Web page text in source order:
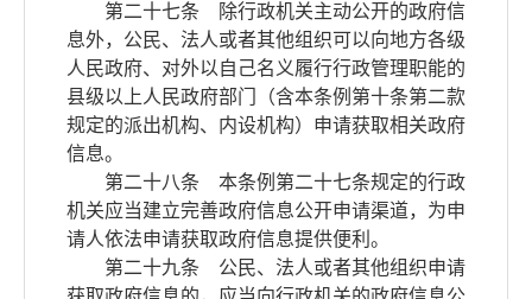
第二十七条 除行政机关主动公开的政府信
息外，公民、法人或者其他组织可以向地方各级
人民政府、对外以自己名义履行行政管理职能的
县级以上人民政府部门（含本条例第十条第二款
规定的派出机构、内设机构）申请获取相关政府
信息。
第二十八条 本条例第二十七条规定的行政
机关应当建立完善政府信息公开申请渠道，为申
请人依法申请获取政府信息提供便利。
第二十九条 公民、法人或者其他组织申请